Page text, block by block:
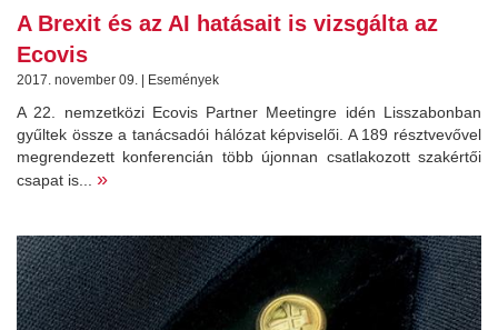
A Brexit és az AI hatásait is vizsgálta az
Ecovis
2017. november 09. | Események
A 22. nemzetközi Ecovis Partner Meetingre idén Lisszabonban
gyűltek össze a tanácsadói hálózat képviselői. A 189 résztvevővel
megrendezett konferencián több újonnan csatlakozott szakértői
csapat is... »